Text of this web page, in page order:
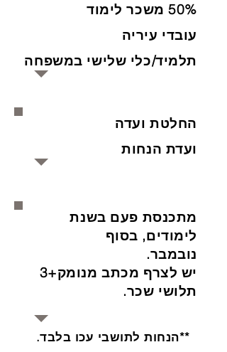
50% משכר לימוד
עובדי עיריה
תלמיד/כלי שלישי במשפחה
החלטת ועדה
ועדת הנחות
מתכנסת פעם בשנת
לימודים, בסוף
נובמבר.
יש לצרף מכתב מנומק+3
תלושי שכר.
**הנחות לתושבי עכו בלבד.